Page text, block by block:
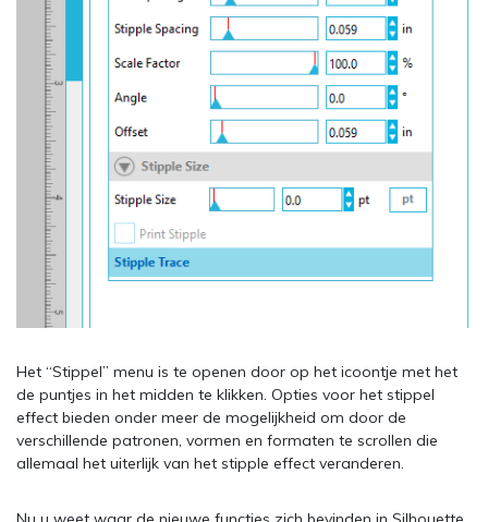
Het “Stippel” menu is te openen door op het icoontje met het
de puntjes in het midden te klikken. Opties voor het stippel
effect bieden onder meer de mogelijkheid om door de
verschillende patronen, vormen en formaten te scrollen die
allemaal het uiterlijk van het stipple effect veranderen.